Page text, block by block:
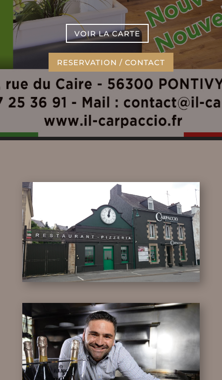
VOIR LA CARTE
RESERVATION / CONTACT